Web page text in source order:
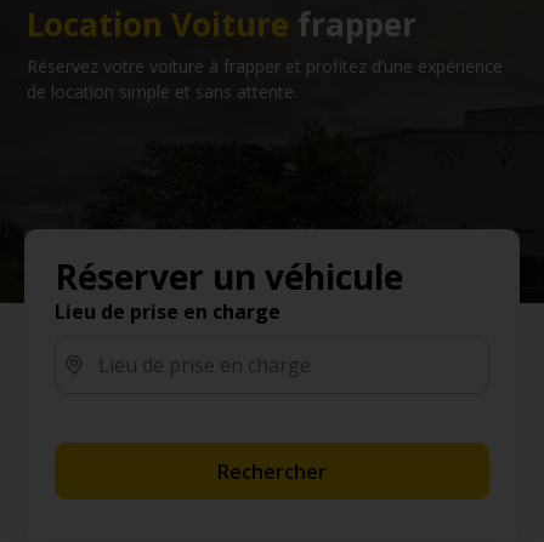
Location Voiture frapper
Réservez votre voiture à frapper et profitez d’une expérience
de location simple et sans attente.
Réserver un véhicule
Lieu de prise en charge
Rechercher